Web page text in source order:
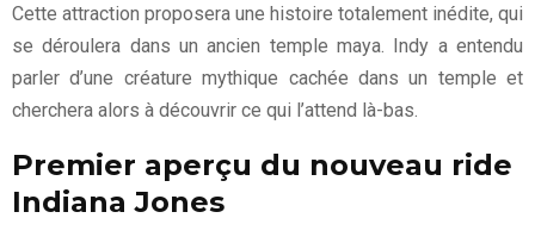
Cette attraction proposera une histoire totalement inédite, qui
se déroulera dans un ancien temple maya. Indy a entendu
parler d’une créature mythique cachée dans un temple et
cherchera alors à découvrir ce qui l’attend là-bas.
Premier aperçu du nouveau ride
Indiana Jones